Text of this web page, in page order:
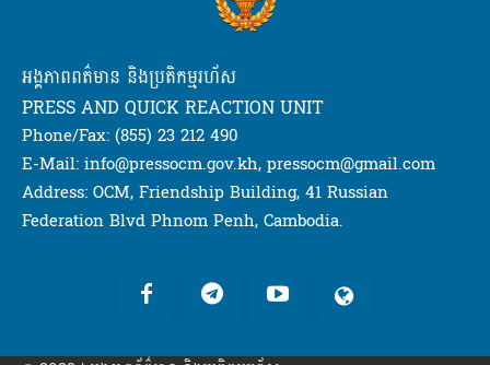
អង្គភាពពត៌មាន និងប្រតិកម្មរហ័ស
PRESS AND QUICK REACTION UNIT
Phone/Fax: (855) 23 212 490
E-Mail: info@pressocm.gov.kh, pressocm@gmail.com
Address: OCM, Friendship Building, 41 Russian
Federation Blvd Phnom Penh, Cambodia.